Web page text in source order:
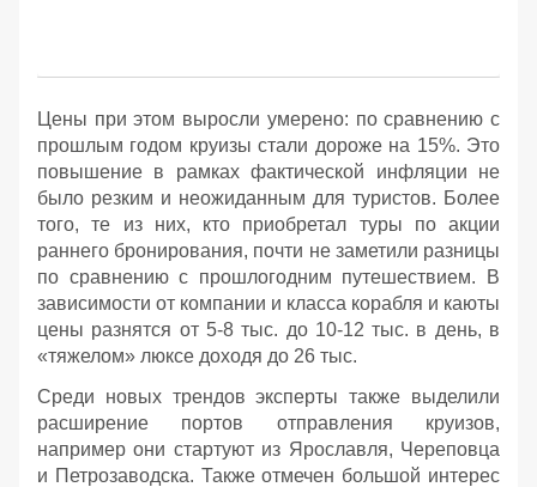
Цены при этом выросли умерено: по сравнению с
прошлым годом круизы стали дороже на 15%. Это
повышение в рамках фактической инфляции не
было резким и неожиданным для туристов. Более
того, те из них, кто приобретал туры по акции
раннего бронирования, почти не заметили разницы
по сравнению с прошлогодним путешествием. В
зависимости от компании и класса корабля и каюты
цены разнятся от 5-8 тыс. до 10-12 тыс. в день, в
«тяжелом» люксе доходя до 26 тыс.
Среди новых трендов эксперты также выделили
расширение портов отправления круизов,
например они стартуют из Ярославля, Череповца
и Петрозаводска. Также отмечен большой интерес